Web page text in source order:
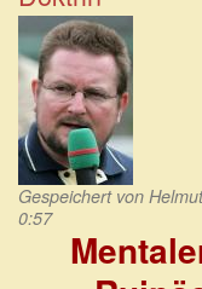
mal
nicht
schwarz-
weiß
Gespeichert von
0:57